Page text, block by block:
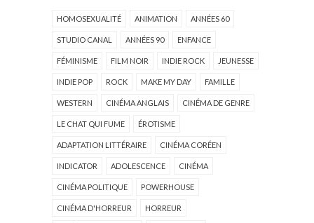
HOMOSEXUALITÉ ANIMATION ANNÉES 60
STUDIO CANAL ANNÉES 90 ENFANCE
FÉMINISME FILM NOIR INDIE ROCK JEUNESSE
INDIE POP ROCK MAKE MY DAY FAMILLE
WESTERN CINÉMA ANGLAIS CINÉMA DE GENRE
LE CHAT QUI FUME ÉROTISME
ADAPTATION LITTÉRAIRE CINÉMA CORÉEN
INDICATOR ADOLESCENCE CINÉMA
CINÉMA POLITIQUE POWERHOUSE
CINÉMA D'HORREUR HORREUR